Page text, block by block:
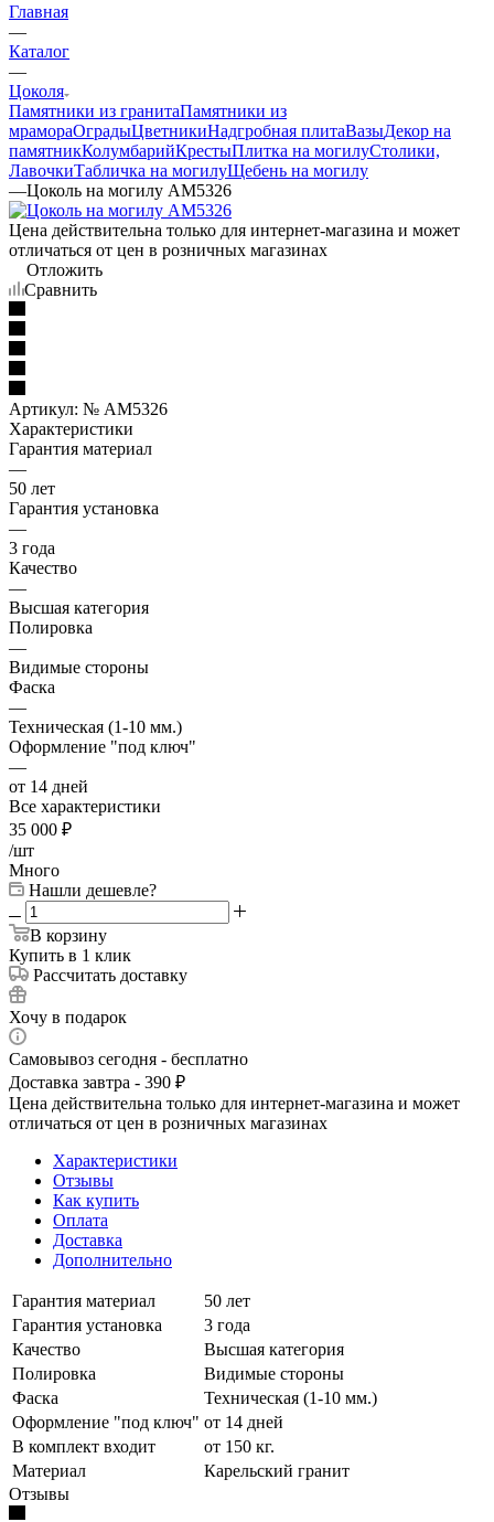
Главная
—
Каталог
—
Цоколя
Памятники из гранитаПамятники из
мрамораОградыЦветникиНадгробная плитаВазыДекор на
памятникКолумбарийКрестыПлитка на могилуСтолики,
ЛавочкиТабличка на могилуЩебень на могилу
—Цоколь на могилу AM5326
Цена действительна только для интернет-магазина и может
отличаться от цен в розничных магазинах
Отложить
Сравнить
Артикул: № AM5326
Характеристики
Гарантия материал
—
50 лет
Гарантия установка
—
3 года
Качество
—
Высшая категория
Полировка
—
Видимые стороны
Фаска
—
Техническая (1-10 мм.)
Оформление "под ключ"
—
от 14 дней
Все характеристики
35 000 ₽
/шт
Много
Нашли дешевле?
В корзину
Купить в 1 клик
Рассчитать доставку
Хочу в подарок
Самовывоз сегодня - бесплатно
Доставка завтра - 390 ₽
Цена действительна только для интернет-магазина и может
отличаться от цен в розничных магазинах
Характеристики
Отзывы
Как купить
Оплата
Доставка
Дополнительно
Гарантия материал
50 лет
Гарантия установка
3 года
Качество
Высшая категория
Полировка
Видимые стороны
Фаска
Техническая (1-10 мм.)
Оформление "под ключ" от 14 дней
В комплект входит
от 150 кг.
Материал
Карельский гранит
Отзывы